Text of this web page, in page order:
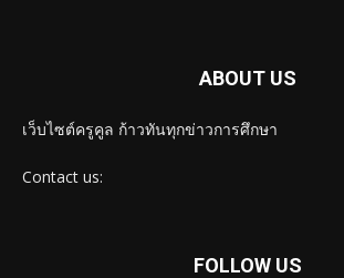
ABOUT US
เว็บไซต์ครูคูล ก้าวทันทุกข่าวการศึกษา
Contact us:
FOLLOW US